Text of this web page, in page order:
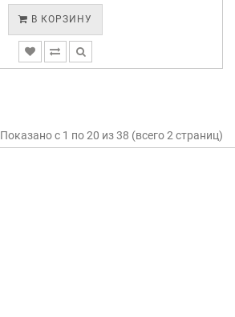
В КОРЗИНУ
Показано с 1 по 20 из 38 (всего 2 страниц)